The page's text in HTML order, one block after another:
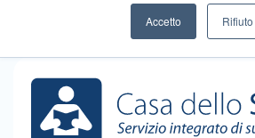
Accetto Rifiuto